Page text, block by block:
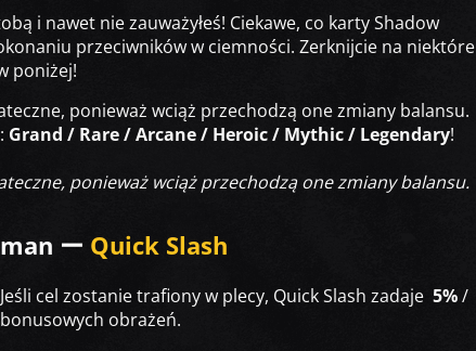
i nawet nie zauważyłeś! Ciekawe, co karty Shadow
przeciwników w ciemności. Zerknijcie na niektóre
poniżej!
ponieważ wciąż przechodzą one zmiany balansu.
Grand / Rare / Arcane / Heroic / Mythic / Legendary!
ponieważ wciąż przechodzą one zmiany balansu.
ー Quick Slash
cel zostanie trafiony w plecy, Quick Slash zadaje 5%/
bonusowych obrażeń.